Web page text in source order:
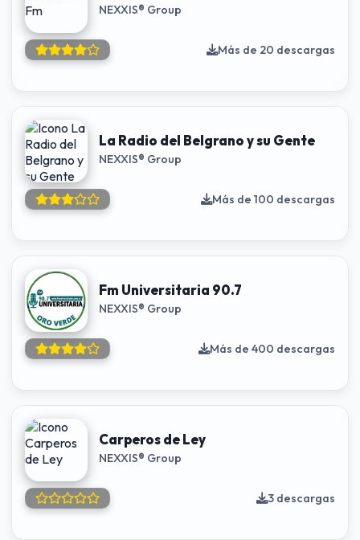
NEXXIS® Group
Más de 20 descargas
La Radio del Belgrano y su Gente
NEXXIS® Group
Más de 100 descargas
Fm Universitaria 90.7
NEXXIS® Group
Más de 400 descargas
Carperos de Ley
NEXXIS® Group
3 descargas